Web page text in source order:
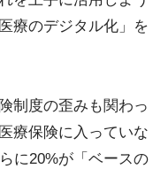
療のデジタル化」を
制度の歪みも関わっ
療保険に入っていな
に20%が「ベースの